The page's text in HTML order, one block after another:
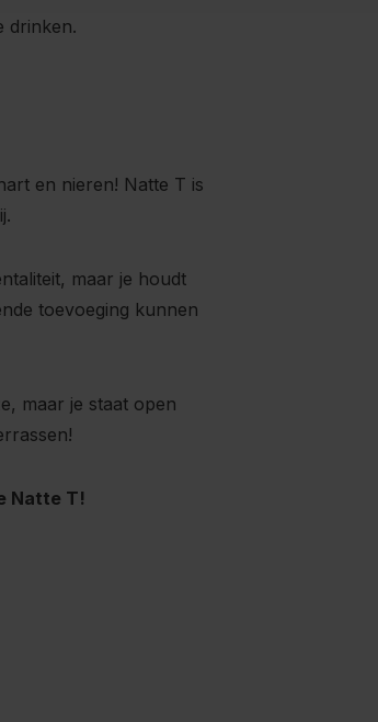
drinken.
en nieren! Natte T is
maar je houdt
toevoeging kunnen
maar je staat open
Natte T!